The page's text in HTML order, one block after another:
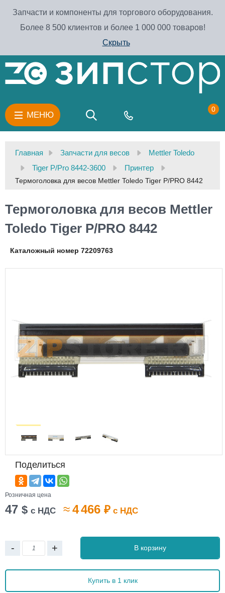
Запчасти и компоненты для торгового оборудования.
Более 8 500 клиентов и более 1 000 000 товаров!
Скрыть
МЕНЮ
0
Главная Запчасти для весов
Mettler Toledo
Tiger P/Pro 8442-3600
Принтер
Термоголовка для весов Mettler Toledo Tiger P/PRO 8442
Термоголовка для весов Mettler
Toledo Tiger P/PRO 8442
Каталожный номер 72209763
Поделиться
Розничная цена
47 $ с НДС ≈4 466 ₽ с НДС
- + В корзину
Купить в 1 клик